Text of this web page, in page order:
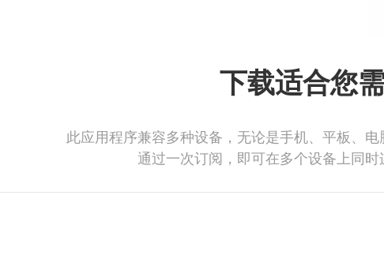
下载适合您
此应用程序兼容多种设备，无论是手机、平板、
通过一次订阅，即可在多个设备上同时